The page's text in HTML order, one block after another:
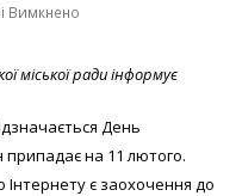
Вимкнено
поліції:
в
Інтернеті
міської ради інформує
День
припадає на 11 лютого.
є заохочення до